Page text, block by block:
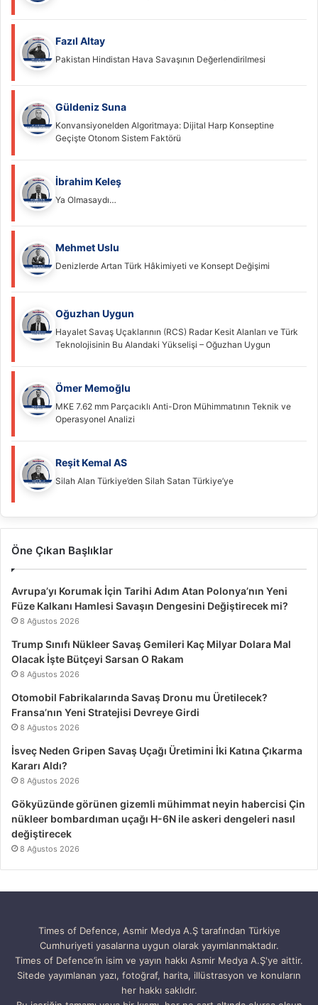
Fazıl Altay
Pakistan Hindistan Hava Savaşının Değerlendirilmesi
Güldeniz Suna
Konvansiyonelden Algoritmaya: Dijital Harp Konseptine
Geçişte Otonom Sistem Faktörü
İbrahim Keleş
Ya Olmasaydı…
Mehmet Uslu
Denizlerde Artan Türk Hâkimiyeti ve Konsept Değişimi
Oğuzhan Uygun
Hayalet Savaş Uçaklarının (RCS) Radar Kesit Alanları ve Türk
Teknolojisinin Bu Alandaki Yükselişi – Oğuzhan Uygun
Ömer Memoğlu
MKE 7.62 mm Parçacıklı Anti-Dron Mühimmatının Teknik ve
Operasyonel Analizi
Reşit Kemal AS
Silah Alan Türkiye’den Silah Satan Türkiye’ye
Öne Çıkan Başlıklar
Avrupa’yı Korumak İçin Tarihi Adım Atan Polonya’nın Yeni
Füze Kalkanı Hamlesi Savaşın Dengesini Değiştirecek mi?
8 Ağustos 2026
Trump Sınıfı Nükleer Savaş Gemileri Kaç Milyar Dolara Mal
Olacak İşte Bütçeyi Sarsan O Rakam
8 Ağustos 2026
Otomobil Fabrikalarında Savaş Dronu mu Üretilecek?
Fransa’nın Yeni Stratejisi Devreye Girdi
8 Ağustos 2026
İsveç Neden Gripen Savaş Uçağı Üretimini İki Katına Çıkarma
Kararı Aldı?
8 Ağustos 2026
Gökyüzünde görünen gizemli mühimmat neyin habercisi Çin
nükleer bombardıman uçağı H-6N ile askeri dengeleri nasıl
değiştirecek
8 Ağustos 2026
Times of Defence, Asmir Medya A.Ş tarafından Türkiye
Cumhuriyeti yasalarına uygun olarak yayımlanmaktadır.
Times of Defence’in isim ve yayın hakkı Asmir Medya A.Ş'ye aittir.
Sitede yayımlanan yazı, fotoğraf, harita, illüstrasyon ve konuların
her hakkı saklıdır.